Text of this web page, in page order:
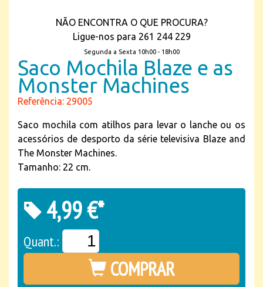
NÃO ENCONTRA O QUE PROCURA?
Ligue-nos para 261 244 229
Segunda a Sexta 10h00 - 18h00
Saco Mochila Blaze e as
Monster Machines
Referência: 29005
Saco mochila com atilhos para levar o lanche ou os
acessórios de desporto da série televisiva Blaze and
The Monster Machines.
Tamanho: 22 cm.
4,99 €*
Quant.:
COMPRAR